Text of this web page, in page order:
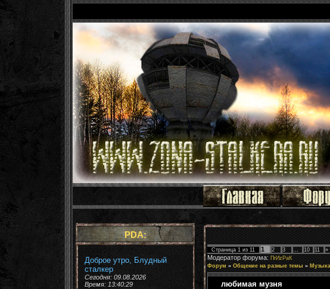
PDA:
Доброе утро, Блудный
сталкер
Сегодня: 09.08.2026
Время: 13:40:31
Страница 1 из 11 1 2 3 … 10 11 »
Модератор форума: ПrИzРaК
Форум » Общение на разные темы »
любимая музня